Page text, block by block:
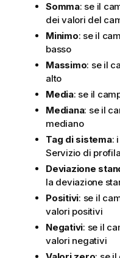
Somma: se il
dei valori del
Minimo: se il
basso
Massimo: se il
alto
Media: se il
Mediana: se il
mediano
Tag di sistema:
Servizio di
Deviazione
la deviazione
Positivi: se il
valori positivi
Negativi: se il
valori negativi